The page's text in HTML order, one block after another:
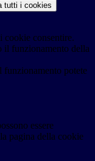
tutti i cookies
cookie consentire.
il funzionamento della
funzionamento potete
essere
pagina della cookie